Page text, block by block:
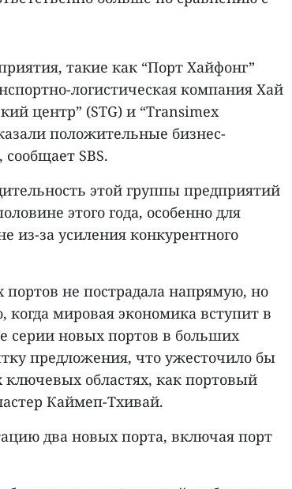
такие как “Порт Хайфонг”
логистическая компания Хай
центр” (STG) и “Transimex
положительные бизнес-
SBS.
этой группы предприятий
этого года, особенно для
из-за усиления конкурентного
портов не пострадала напрямую, но
когда мировая экономика вступит в
серии новых портов в больших
предложения, что ужесточило бы
областях, как портовый
Каймеп-Тхивай.
два новых порта, включая порт